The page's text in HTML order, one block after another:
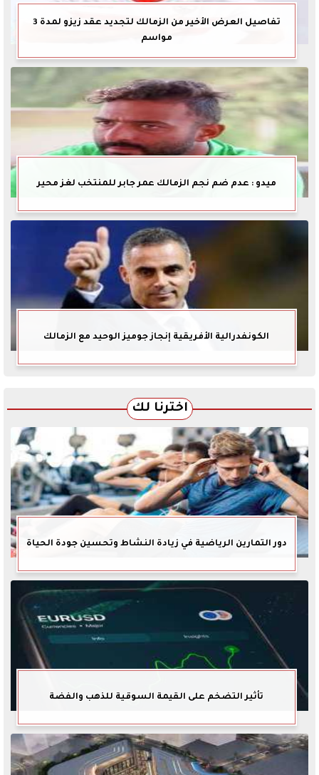
تفاصيل العرض الأخير من الزمالك لتجديد عقد زيزو لمدة 3
مواسم
ميدو : عدم ضم نجم الزمالك عمر جابر للمنتخب لغز محير
الكونفدرالية الأفريقية إنجاز جوميز الوحيد مع الزمالك
اخترنا لك
دور التمارين الرياضية في زيادة النشاط وتحسين جودة الحياة
تأثير التضخم على القيمة السوقية للذهب والفضة